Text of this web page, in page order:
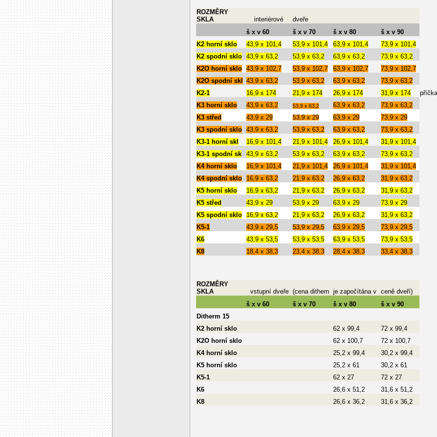
ROZMĚRY
SKLA
interiérové
dveře
š x v 60
š x v 70 š x v 80
š x v 90
K2 horní sklo
43,9 x 101,4 53,9 x 101,4 63,9 x 101,4
73,9 x 101,4
K2 spodní sklo 43,9 x 63,2 53,9 x 63,2 63,9 x 63,2
73,9 x 63,2
K2O horní sklo 43,9 x 102,7 53,9 x 102,7 63,9 x 102,7
73,9 x 102,7
K2O spodní skl
43,9 x 63,2 53,9 x 63,2 63,9 x 63,2
73,9 x 63,2
K2-1
16,9 x 174 21,9 x 174 26,9 x 174 31,9 x 174
K3 horní sklo
43,9 x 63,2 53,9 x 63,2 63,9 x 63,2
73,9 x 63,2
K3 střed
43,9 x 29 53,9 x 29 63,9 x 29
73,9 x 29
K3 spodní sklo 43,9 x 63,2 53,9 x 63,2 63,9 x 63,2
73,9 x 63,2
K3-1 horní skl
16,9 x 101,4 21,9 x 101,4 26,9 x 101,4
31,9 x 101,4
K3-1 spodní sk
43,9 x 63,2 53,9 x 63,2 63,9 x 63,2
73,9 x 63,2
K4 horní sklo
16,9 x 101,4 21,9 x 101,4 26,9 x 101,4
31,9 x 101,4
K4 spodní sklo
16,9 x 63,2 21,9 x 63,2 26,9 x 63,2
31,9 x 63,2
K5 horní sklo 16,9 x 63,2 21,9 x 63,2 26,9 x 63,2
31,9 x 63,2
K5 střed
43,9 x 29 53,9 x 29 63,9 x 29
73,9 x 29
K5 spodní sklo
16,9 x 63,2 21,9 x 63,2 26,9 x 63,2
31,9 x 63,2
K5-1
43,9 x 29,5 53,9 x 29,5 63,9 x 29,5
73,9 x 29,5
K6
43,9 x 53,5 53,9 x 53,5 63,9 x 53,5
73,9 x 53,5
K8
18,4 x 38,3 23,4 x 38,3 28,4 x 38,3 33,4 x 38,3
ROZMĚRY
SKLA
vstupní dveře (cena dithem je započítána v ceně dveří)
š x v 60
š x v 70 š x v 80
š x v 90
Ditherm 15
K2 horní sklo
62 x 99,4
72 x 99,4
K2O horní sklo
62 x 100,7
72 x 100,7
K4 horní sklo
25,2 x 99,4
30,2 x 99,4
K5 horní sklo
25,2 x 61
30,2 x 61
K5-1
62 x 27
72 x 27
K6
26,6 x 51,2
31,6 x 51,2
K8
26,6 x 36,2 31,6 x 36,2